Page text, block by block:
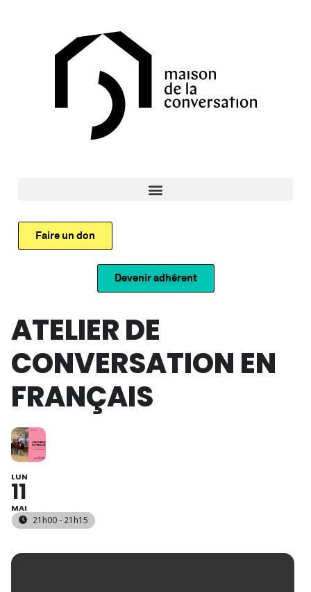
Faire un don
Devenir adhérent
ATELIER DE
CONVERSATION EN
FRANÇAIS
LUN
11
MAI
21h00 - 21h15